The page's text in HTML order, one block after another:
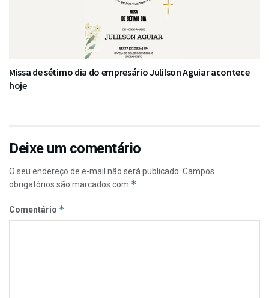
Missa de sétimo dia do empresário Julilson Aguiar acontece
hoje
Deixe um comentário
O seu endereço de e-mail não será publicado. Campos
obrigatórios são marcados com *
Comentário *